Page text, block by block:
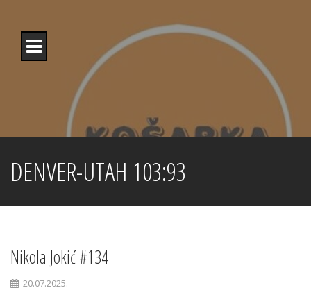
content
DENVER-UTAH 103:93
Nikola Jokić #134
20.07.2025.